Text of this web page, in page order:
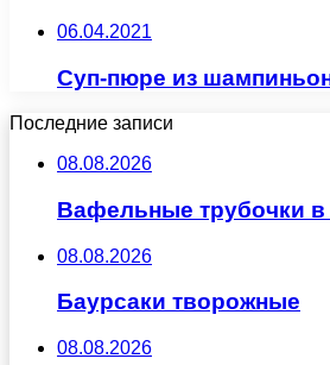
06.04.2021
Суп-пюре из
Последние записи
08.08.2026
Вафельные трубочки
08.08.2026
Баурсаки творожные
08.08.2026